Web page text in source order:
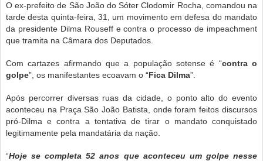
O ex-prefeito de São João do Sóter Clodomir Rocha, comandou na
tarde desta quinta-feira, 31, um movimento em defesa do mandato
da presidente Dilma Rouseff e contra o processo de impeachment
que tramita na Câmara dos Deputados.
Com cartazes afirmando que a população sotense é “contra o
golpe”, os manifestantes ecoavam o “Fica Dilma”.
Após percorrer diversas ruas da cidade, o ponto alto do evento
aconteceu na Praça São João Batista, onde foram feitos discursos
pró-Dilma e contra a tentativa de tirar o mandato conquistado
legitimamente pela mandatária da nação.
“Hoje se completa 52 anos que aconteceu um golpe nesse